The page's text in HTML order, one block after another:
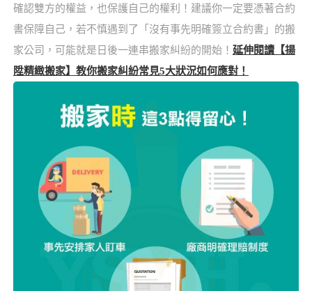
確認雙方的權益，也保護自己的權利！建議你一定要憑著合約
書保障自己，若不慎遇到了「沒有事先明確簽立合約書」的搬
家公司，可能就是日後一連串搬家糾紛的開始！ 延伸閱讀【揚
陞精緻搬家】教你搬家糾紛常見5大狀況如何應對！